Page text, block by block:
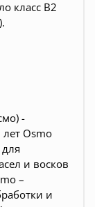
класс B2
-
Osmo
и восков
–
и